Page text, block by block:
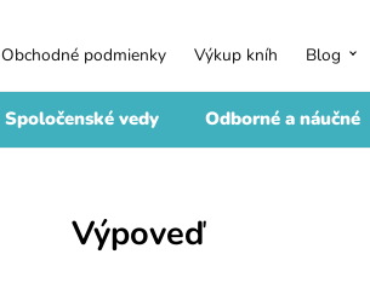
Spoločenské vedy Odborné a náučné
Obchodné podmienky Výkup kníh Blog
Výpoveď